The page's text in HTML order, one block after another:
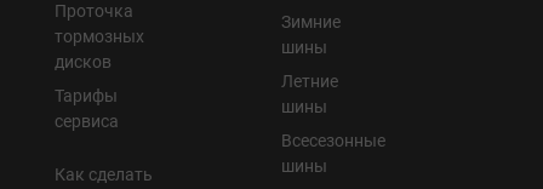
Проточка
тормозных
дисков
Тарифы
сервиса
Как сделать
Зимние
шины
Летние
шины
Всесезонные
шины